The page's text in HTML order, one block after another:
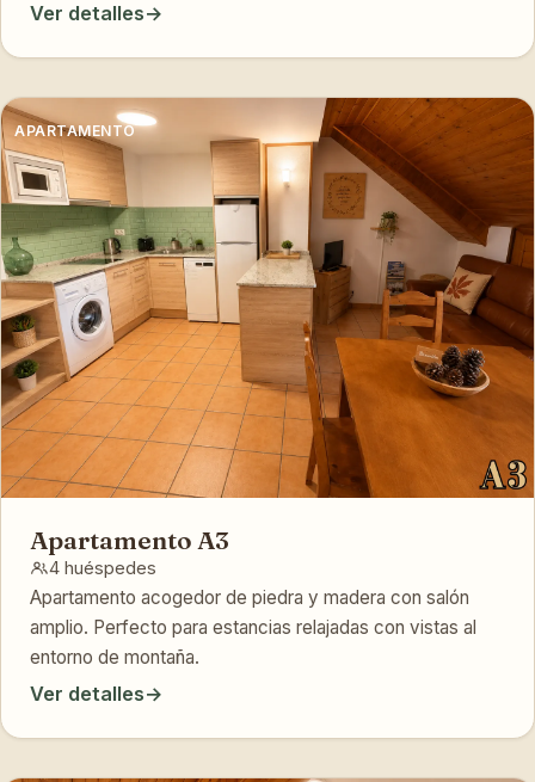
Ver detalles→
APARTAMENTO
Apartamento A3
4 huéspedes
Apartamento acogedor de piedra y madera con salón
amplio. Perfecto para estancias relajadas con vistas al
entorno de montaña.
Ver detalles→